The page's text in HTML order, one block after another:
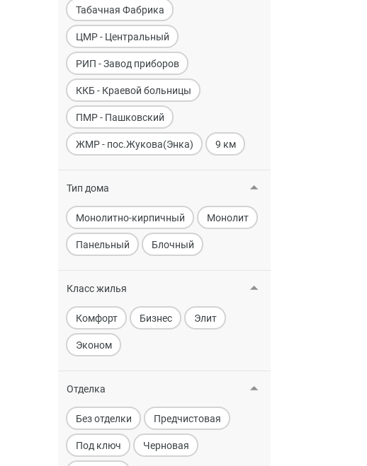
Табачная Фабрика
ЦМР - Центральный
РИП - Завод приборов
ККБ - Краевой больницы
ПМР - Пашковский
ЖМР - пос.Жукова(Энка) 9 км
Тип дома
Монолитно-кирпичный Монолит
Панельный Блочный
Класс жилья
Комфорт Бизнес Элит
Эконом
Отделка
Без отделки Предчистовая
Под ключ Черновая